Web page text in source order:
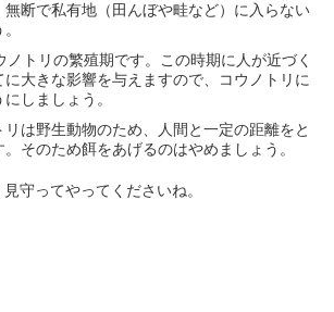
無断で私有地（田んぼや畦など）に入らない
ノトリの繁殖期です。この時期に人が近づく
に大きな影響を与えますので、コウノトリに
しましょう。
は野生動物のため、人間と一定の距離をと
そのため餌をあげるのはやめましょう。
守ってやってくださいね。